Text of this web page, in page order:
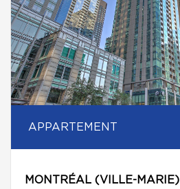
APPARTEMENT
MONTRÉAL (VILLE-MARIE)